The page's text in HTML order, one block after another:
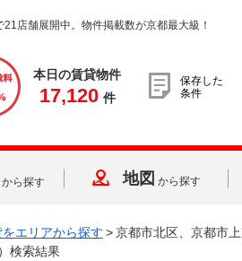
店舗展開中。物件掲載数が京都最大級！
本日の賃貸物件
17,120 件
保存した
条件
から探す 地図 から探す
エリアから探す >京都市北区、京都市
検索結果